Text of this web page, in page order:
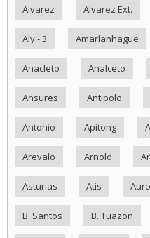
Alvarez Alvarez Ext.
Aly - 3 Amarlanhague
Anacleto Analceto
Ansures Antipolo
Antonio Apitong
Arevalo Arnold
Asturias Atis
B. Santos B. Tuazon